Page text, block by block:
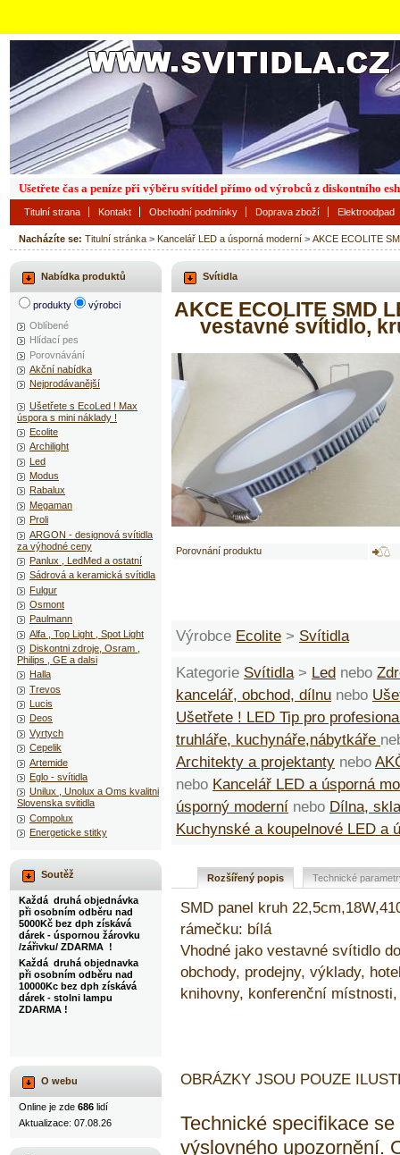
Nacházíte se: Titulní stránka > Kancelář LED a úsporná moderní > AKCE ECOLITE
Svítidla
AKCE ECOLITE SMD
vestavné svítidlo,
Porovnání produktu
Výrobce Ecolite > Svítidla
Kategorie Svítidla > Led nebo
kancelář, obchod, dílnu nebo
Ušetřete ! LED Tip pro
truhláře, kuchynáře,nábytkáře
Architekty a projektanty nebo
nebo Kancelář LED a úsporná
úsporný moderní nebo Dílna,
Kuchynské a koupelnové LED a
Rozšířený popis Technické
SMD panel kruh
rámečku: bílá
Vhodné jako vestavné svítidlo
obchody, prodejny, výklady,
knihovny, konferenční
OBRÁZKY JSOU POUZE
Technické specifikace
výslovného upozornění.
Nabídka produktů
produkty
výrobci
Oblíbené
Hlídací pes
Porovnávání
Akční nabídka
Nejprodávanější
Ušetřete s EcoLed ! Max
úspora s mini náklady !
Ecolite
Archilight
Led
Modus
Rabalux
Megaman
Proli
ARGON - designová svítidla
za výhodné ceny
Panlux , LedMed a ostatní
Sádrová a keramická svítidla
Fulgur
Osmont
Paulmann
Alfa , Top Light , Spot Light
Diskontni zdroje, Osram ,
Philips , GE a dalsi
Halla
Trevos
Lucis
Deos
Vyrtych
Cepelik
Artemide
Eglo - svítidla
Unilux , Unolux a Oms kvalitni
Slovenska svitidla
Compolux
Energeticke stitky
Soutěž
Každá druhá objednávka
při osobním odběru nad
5000Kč bez dph získává
dárek - úspornou žárovku
/zářivku/ ZDARMA !
Každá druhá objednavka
při osobním odběru nad
10000Kc bez dph získává
dárek - stolni lampu
ZDARMA !
O webu
Online je zde 686 lidí
Aktualizace: 07.08.26
Titulní strana Kontakt Obchodní podmínky Doprava zboží Elektroodpad
Ušetřete čas a peníze při výběru svítidel přímo od výrobců z diskontního